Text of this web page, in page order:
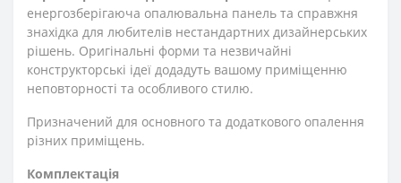
енергозберігаюча опалювальна панель та справжня
знахідка для любителів нестандартних дизайнерських
рішень. Оригінальні форми та незвичайні
конструкторські ідеї додадуть вашому приміщенню
неповторності та особливого стилю.
Призначений для основного та додаткового опалення
різних приміщень.
Комплектація